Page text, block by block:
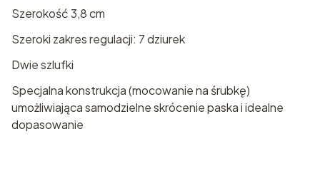
Szerokość 3,8 cm
Szeroki zakres regulacji: 7 dziurek
Dwie szlufki
Specjalna konstrukcja (mocowanie na śrubkę)
umożliwiająca samodzielne skrócenie paska i idealne
dopasowanie